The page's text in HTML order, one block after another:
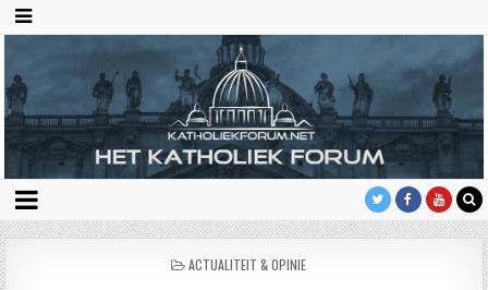
GEPLAATST
ACTUALITEIT & OPINIE